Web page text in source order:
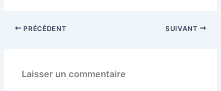
PRÉCÉDENT SUIVANT
Laisser un commentaire